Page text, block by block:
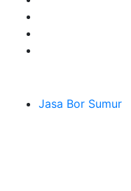
Jasa Bor Sumur